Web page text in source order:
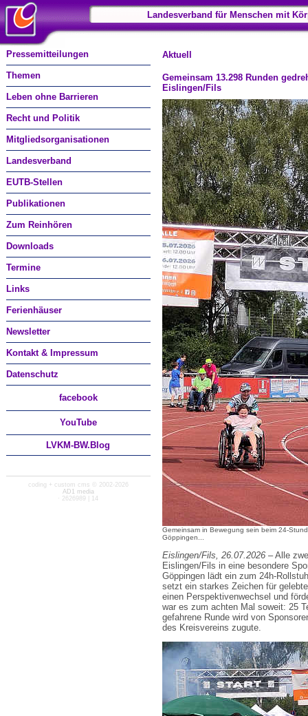
Landesverband für Menschen mit
Pressemitteilungen
Themen
Leben ohne Barrieren
Recht und Politik
Mitgliedsorganisationen
Landesverband
EUTB-Stellen
Publikationen
Zum Reinhören
Downloads
Termine
Links
Ferienhäuser
Newsletter
Kontakt & Impressum
Datenschutz
facebook
YouTube
LVKM-BW.Blog
coding + custom cms © 2002-2026
AD1 media
· 2626989 | 14
Aktuell
Gemeinsam 13.298 Runden
Eislingen/Fils
Gemeinsam in Bewegung sein beim 24-
Göppingen...
Eislingen/Fils, 26.07.2026 – Alle
Eislingen/Fils in eine besondere
Göppingen lädt ein zum 24h-
setzt ein starkes Zeichen für
einen Perspektivenwechsel und
war es zum achten Mal soweit: 25
gefahrene Runde wird von
des Kreisvereins zugute.